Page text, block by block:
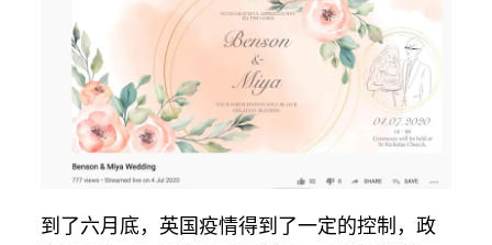
到了六月底，英国疫情得到了一定的控制，政